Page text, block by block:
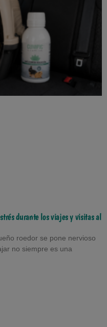
durante los viajes y visitas al
roedor se pone nervioso
no siempre es una